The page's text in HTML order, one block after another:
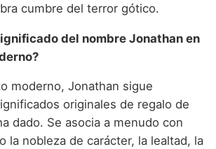
cumbre del terror gótico.
del nombre Jonathan en
moderno, Jonathan sigue
originales de regalo de
dado. Se asocia a menudo con
la nobleza de carácter, la lealtad, la